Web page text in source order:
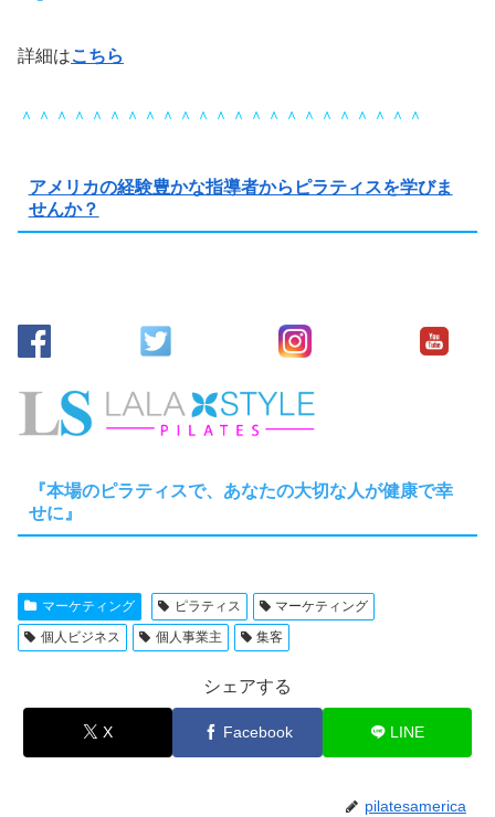
詳細はこちら
＾＾＾＾＾＾＾＾＾＾＾＾＾＾＾＾＾＾＾＾＾＾＾
アメリカの経験豊かな指導者からピラティスを学びま
せんか？
『本場のピラティスで、あなたの大切な人が健康で幸
せに』
マーケティング ピラティス
マーケティング
個人ビジネス
個人事業主 集客
シェアする
X Facebook LINE
pilatesamerica